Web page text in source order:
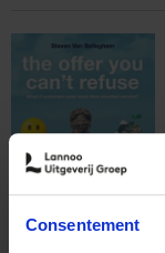
Consentement